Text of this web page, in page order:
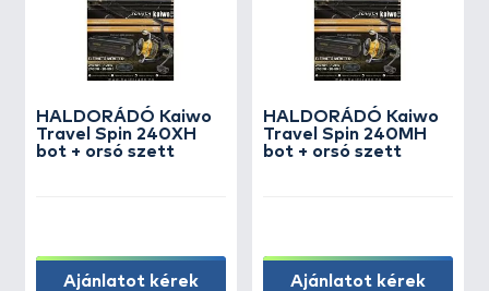
HALDORÁDÓ Kaiwo
Travel Spin 240XH
bot + orsó szett
Ajánlatot kérek
HALDORÁDÓ Kaiwo
Travel Spin 240MH
bot + orsó szett
Ajánlatot kérek